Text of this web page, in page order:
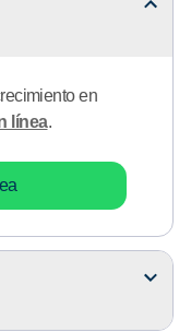
en
línea.